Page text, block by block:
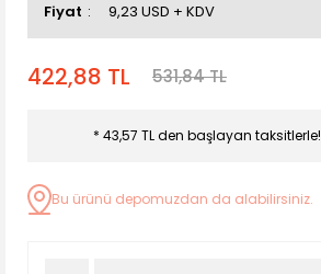
Fiyat 9,23 USD + KDV
422,88 TL 531,84 TL
* 43,57 TL den başlayan taksitlerle!
Bu ürünü depomuzdan da alabilirsiniz.